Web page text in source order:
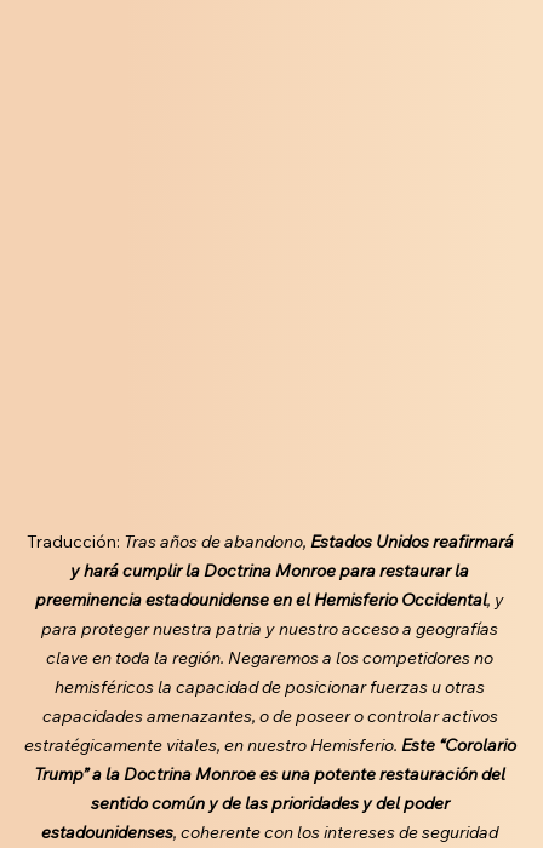
Traducción: Tras años de abandono, Estados Unidos reafirmará
y hará cumplir la Doctrina Monroe para restaurar la
preeminencia estadounidense en el Hemisferio Occidental, y
para proteger nuestra patria y nuestro acceso a geografías
clave en toda la región. Negaremos a los competidores no
hemisféricos la capacidad de posicionar fuerzas u otras
capacidades amenazantes, o de poseer o controlar activos
estratégicamente vitales, en nuestro Hemisferio. Este “Corolario
Trump” a la Doctrina Monroe es una potente restauración del
sentido común y de las prioridades y del poder
estadounidenses, coherente con los intereses de seguridad